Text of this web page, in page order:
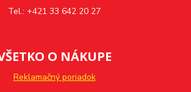
Tel.: +421 33 642 20 27
O NÁKUPE
Reklamačný poriadok